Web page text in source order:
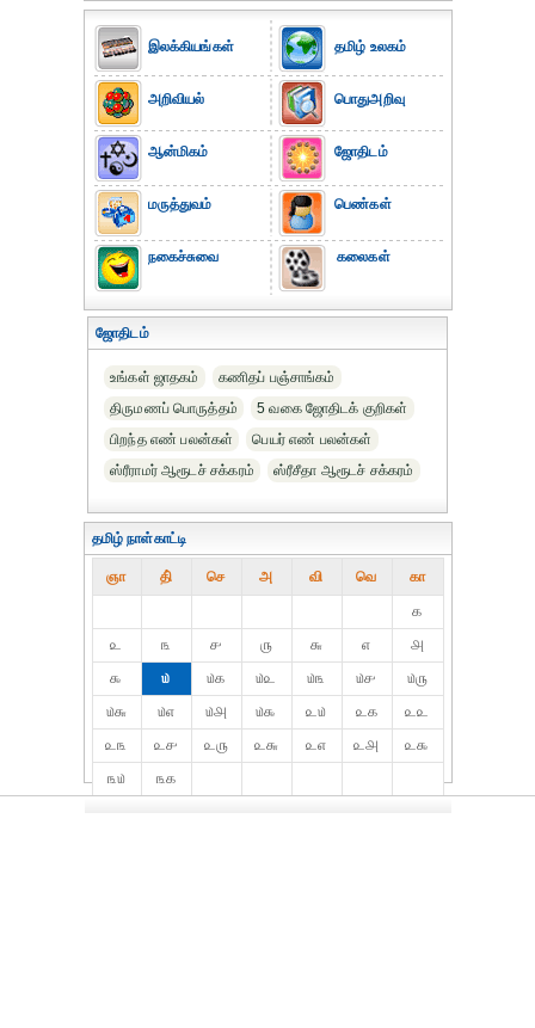
இலக்கியங்கள்
அறிவியல்
ஆன்மிகம்
மருத்துவம்
நகைச்சுவை
தமிழ் உலகம்
பொதுஅறிவு
ஜோதிடம்
பெண்கள்
கலைகள்
ஜோதிடம்
உங்கள் ஜாதகம்
கணிதப் பஞ்சாங்கம்
திருமணப் பொருத்தம்
5 வகை ஜோதிடக் குறிகள்
பிறந்த எண் பலன்கள்
பெயர் எண் பலன்கள்
ஸ்ரீராமர் ஆரூடச் சக்கரம்
ஸ்ரீசீதா ஆரூடச் சக்கரம்
தமிழ் நாள்காட்டி
ஞா தி் செ அ வி வெ கா
௧
௨
௩ ௪ ௫ ௬ ௭
௮
௯
௰ ௰௧ ௰௨ ௰௩ ௰௪
௰௫
௰௬
௰௭ ௰௮ ௰௯ ௨௰ ௨௧
௨௨
௨௩
௨௪ ௨௫ ௨௬ ௨௭ ௨௮
௨௯
௩௰
௩௧